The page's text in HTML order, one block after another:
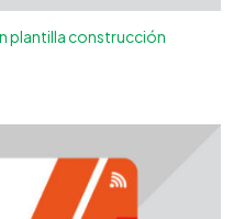
plantilla construcción